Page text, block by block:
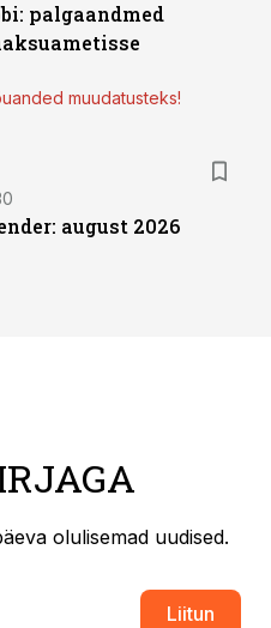
palgaandmed
muudatusteks!
august 2026
olulisemad uudised.
Liitun